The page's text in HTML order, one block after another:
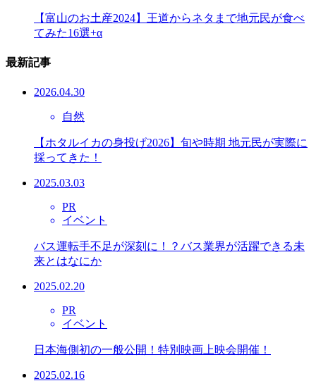
【富山のお土産2024】王道からネタまで地元民が食べ
てみた16選+α
最新記事
2026.04.30
自然
【ホタルイカの身投げ2026】旬や時期 地元民が実際に
採ってきた！
2025.03.03
PR
イベント
バス運転手不足が深刻に！？バス業界が活躍できる未
来とはなにか
2025.02.20
PR
イベント
日本海側初の一般公開！特別映画上映会開催！
2025.02.16